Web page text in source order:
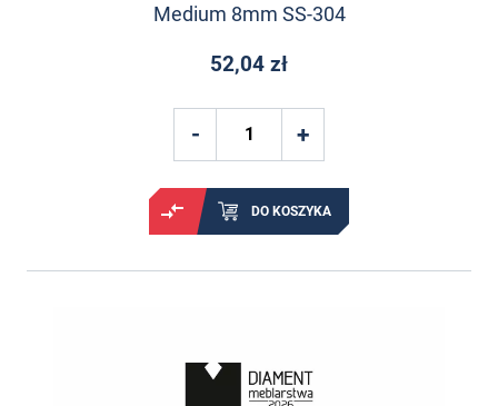
Medium 8mm SS-304
52,04 zł
DO KOSZYKA